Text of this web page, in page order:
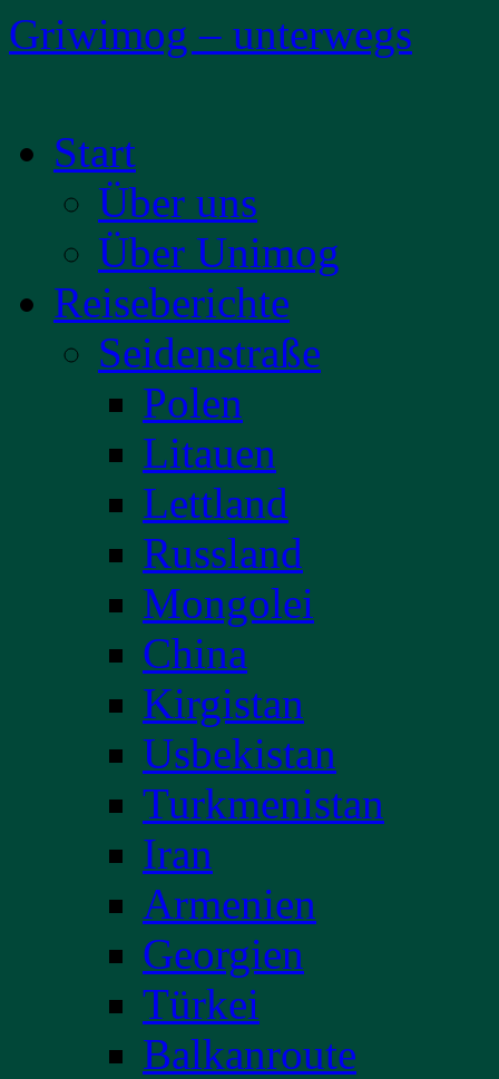
Griwimog – unterwegs
Inhalt
springenStart
Über uns
Über Unimog
Reiseberichte
Seidenstraße
Polen
Litauen
Lettland
Russland
Mongolei
China
Kirgistan
Usbekistan
Turkmenistan
Iran
Armenien
Georgien
Türkei
Balkanroute